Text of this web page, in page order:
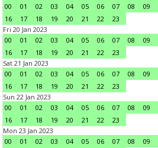
00
01 02 03 04 05 06 07 08 09
16
17 18 19 20 21 22
23
Fri 20 Jan 2023
00
01 02 03 04 05 06 07 08 09
16
17 18 19 20 21 22
23
Sat 21 Jan 2023
00
01 02 03 04 05 06 07 08 09
16
17 18 19 20 21 22
23
Sun 22 Jan 2023
00
01 02 03 04 05 06 07 08 09
16
17 18 19 20 21 22
23
Mon 23 Jan 2023
00
01 02 03 04 05 06 07 08 09